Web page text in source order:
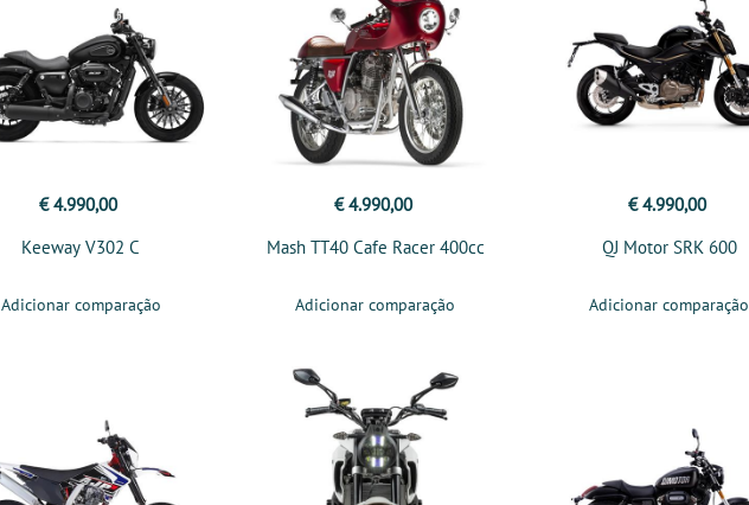
€ 4.990,00
Keeway V302 C
Adicionar comparação
€ 4.990,00
Mash TT40 Cafe Racer 400cc
Adicionar comparação
€ 4.990,00
QJ Motor SRK 600
Adicionar comparação